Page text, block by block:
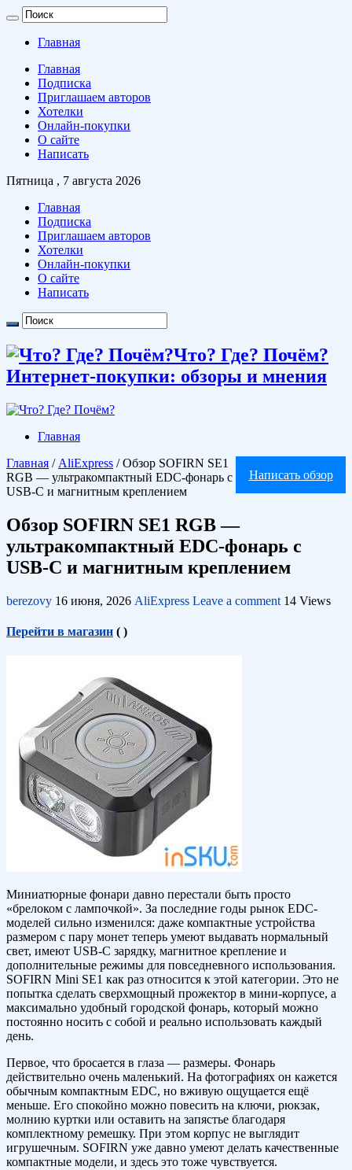
Главная
Главная
Подписка
Приглашаем авторов
Хотелки
Онлайн-покупки
О сайте
Написать
Пятница , 7 августа 2026
Главная
Подписка
Приглашаем авторов
Хотелки
Онлайн-покупки
О сайте
Написать
Что? Где? Почём?
Интернет-покупки: обзоры и мнения
Главная
Написать обзор
Главная / AliExpress / Обзор SOFIRN SE1
RGB — ультракомпактный EDC-фонарь с
USB-C и магнитным креплением
Обзор SOFIRN SE1 RGB —
ультракомпактный EDC-фонарь с
USB-C и магнитным креплением
berezovy 16 июня, 2026 AliExpress Leave a comment 14 Views
Перейти в магазин ( )
Миниатюрные фонари давно перестали быть просто
«брелоком с лампочкой». За последние годы рынок EDC-
моделей сильно изменился: даже компактные устройства
размером с пару монет теперь умеют выдавать нормальный
свет, имеют USB-C зарядку, магнитное крепление и
дополнительные режимы для повседневного использования.
SOFIRN Mini SE1 как раз относится к этой категории. Это не
попытка сделать сверхмощный прожектор в мини-корпусе, а
максимально удобный городской фонарь, который можно
постоянно носить с собой и реально использовать каждый
день.
Первое, что бросается в глаза — размеры. Фонарь
действительно очень маленький. На фотографиях он кажется
обычным компактным EDC, но вживую ощущается ещё
меньше. Его спокойно можно повесить на ключи, рюкзак,
молнию куртки или оставить на запястье благодаря
комплектному ремешку. При этом корпус не выглядит
игрушечным. SOFIRN уже давно умеют делать качественные
компактные модели, и здесь это тоже чувствуется.